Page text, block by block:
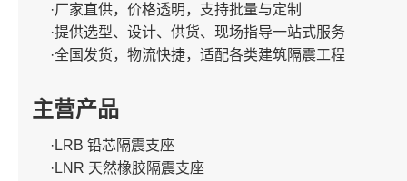
·厂家直供，价格透明，支持批量与定制
·提供选型、设计、供货、现场指导一站式服务
·全国发货，物流快捷，适配各类建筑隔震工程
主营产品
·LRB 铅芯隔震支座
·LNR 天然橡胶隔震支座